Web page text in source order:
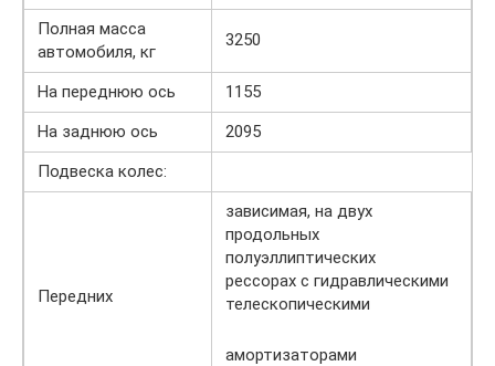
Полная масса
автомобиля, кг
3250
На переднюю ось
1155
На заднюю ось
2095
Подвеска колес:
Передних
зависимая, на двух
продольных
полуэллиптических
рессорах с гидравлическими
телескопическими
амортизаторами